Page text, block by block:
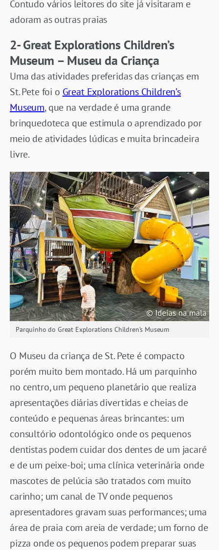
Contudo vários leitores do site já visitaram e
adoram as outras praias
2- Great Explorations Children’s
Museum – Museu da Criança
Uma das atividades preferidas das crianças em
St. Pete foi o Great Explorations Children’s
Museum, que na verdade é uma grande
brinquedoteca que estimula o aprendizado por
meio de atividades lúdicas e muita brincadeira
livre.
Parquinho do Great Explorations Children’s Museum
O Museu da criança de St. Pete é compacto
porém muito bem montado. Há um parquinho
no centro, um pequeno planetário que realiza
apresentações diárias divertidas e cheias de
conteúdo e pequenas áreas brincantes: um
consultório odontológico onde os pequenos
dentistas podem cuidar dos dentes de um jacaré
e de um peixe-boi; uma clínica veterinária onde
mascotes de pelúcia são tratados com muito
carinho; um canal de TV onde pequenos
apresentadores gravam suas performances; uma
área de praia com areia de verdade; um forno de
pizza onde os pequenos podem preparar suas